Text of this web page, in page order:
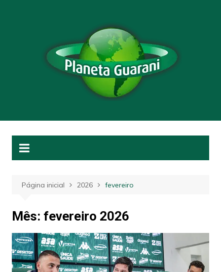
Página inicial 2026 fevereiro
Mês: fevereiro 2026